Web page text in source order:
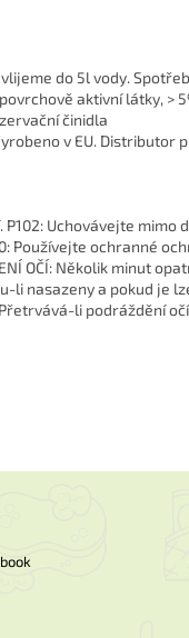
do 5l vody.
aktivní látky, >
činidla
v EU. Distributor
Uchovávejte mimo
Používejte ochranné
OČÍ: Několik minut
li nasazeny a pokud je
li podráždění